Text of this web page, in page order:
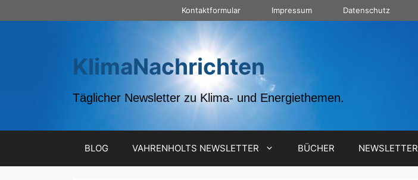
Inhalt
Kontaktformular Impressum Datenschutz
KlimaNachrichten
Täglicher Newsletter zu Klima- und Energiethemen.
BLOG VAHRENHOLTS NEWSLETTER BÜCHER NEWSLETTER